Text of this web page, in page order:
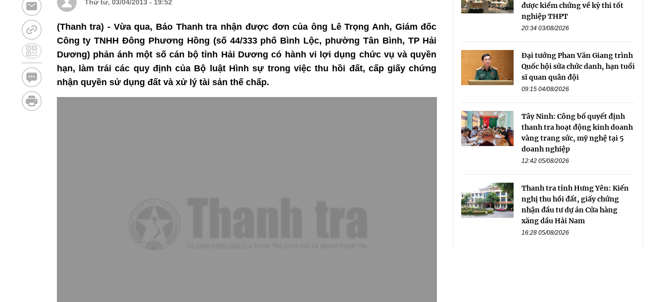
Thứ tư, 03/04/2013 - 19:52
(Thanh tra) - Vừa qua, Báo Thanh tra nhận được đơn của ông Lê Trọng Anh, Giám đốc
Công ty TNHH Đông Phương Hồng (số 44/333 phố Bình Lộc, phường Tân Bình, TP Hải
Dương) phản ánh một số cán bộ tỉnh Hải Dương có hành vi lợi dụng chức vụ và quyền
hạn, làm trái các quy định của Bộ luật Hình sự trong việc thu hồi đất, cấp giấy chứng
nhận quyền sử dụng đất và xử lý tài sản thế chấp.
được kiểm chứng về kỳ thi tốt
nghiệp THPT
20:34 03/08/2026
Đại tướng Phan Văn Giang trình
Quốc hội sửa chức danh, hạn tuổi
sĩ quan quân đội
09:15 04/08/2026
Tây Ninh: Công bố quyết định
thanh tra hoạt động kinh doanh
vàng trang sức, mỹ nghệ tại 5
doanh nghiệp
12:42 05/08/2026
Thanh tra tỉnh Hưng Yên: Kiến
nghị thu hồi đất, giấy chứng
nhận đầu tư dự án Cửa hàng
xăng dầu Hải Nam
16:28 05/08/2026